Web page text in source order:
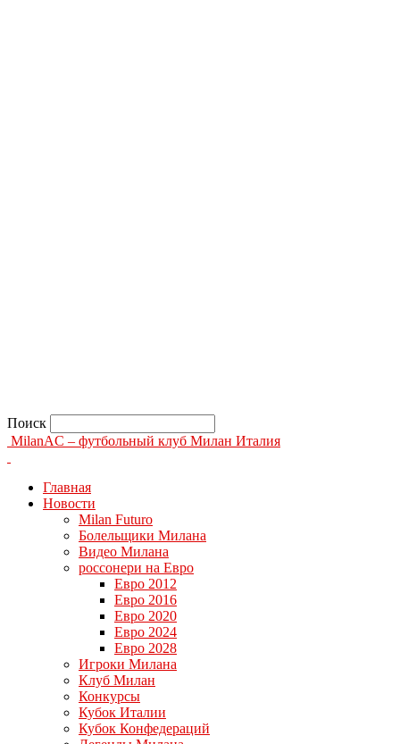
Поиск
MilanAC – футбольный клуб Милан Италия
Главная
Новости
Milan Futuro
Болельщики Милана
Видео Милана
россонери на Евро
Евро 2012
Евро 2016
Евро 2020
Евро 2024
Евро 2028
Игроки Милана
Клуб Милан
Конкурсы
Кубок Италии
Кубок Конфедераций